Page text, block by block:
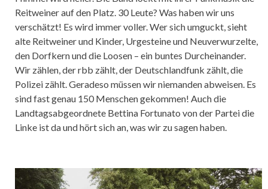
Reitweiner auf den Platz. 30 Leute? Was haben wir uns
verschätzt! Es wird immer voller. Wer sich umguckt, sieht
alte Reitweiner und Kinder, Urgesteine und Neuverwurzelte,
den Dorfkern und die Loosen – ein buntes Durcheinander.
Wir zählen, der rbb zählt, der Deutschlandfunk zählt, die
Polizei zählt. Geradeso müssen wir niemanden abweisen. Es
sind fast genau 150 Menschen gekommen! Auch die
Landtagsabgeordnete Bettina Fortunato von der Partei die
Linke ist da und hört sich an, was wir zu sagen haben.